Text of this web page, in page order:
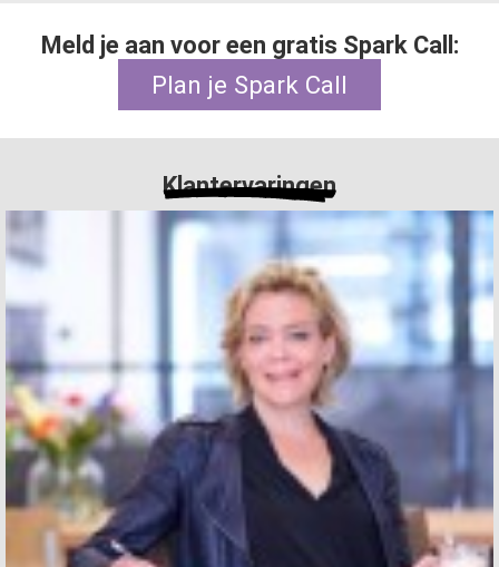
Meld je aan voor een gratis Spark Call:
Plan je Spark Call
Klantervaringen